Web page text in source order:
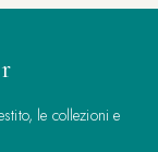
le collezioni e